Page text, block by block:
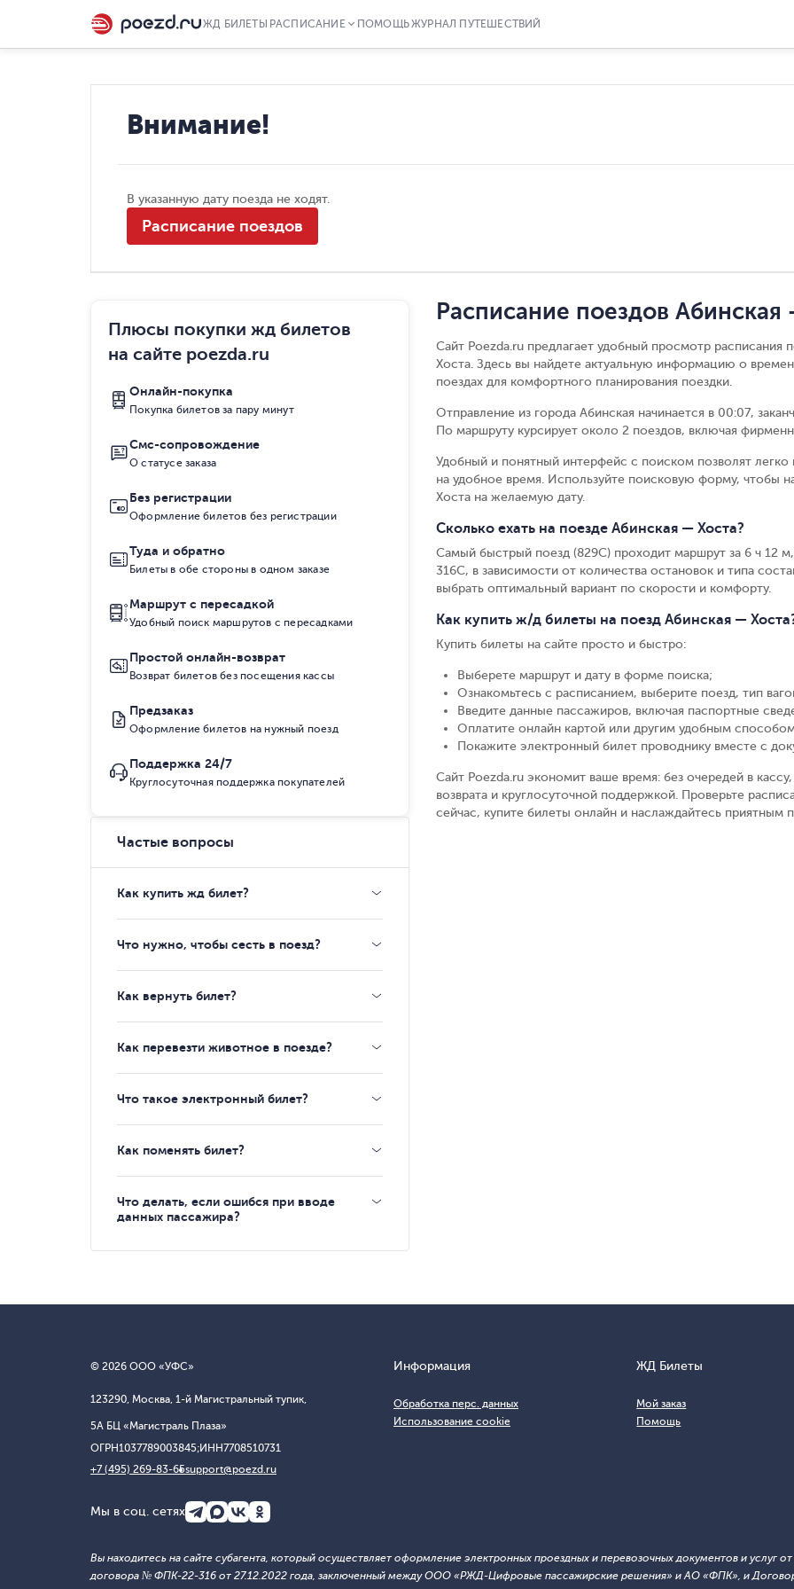
ЖД БИЛЕТЫ РАСПИСАНИЕ ПОМОЩЬЖУРНАЛ ПУТЕШЕСТВИЙ
Внимание!
В указанную дату поезда не ходят.
Расписание поездов
Расписание поездов Абинская
Сайт Poezda.ru предлагает удобный просмотр
Хоста. Здесь вы найдете актуальную информацию о
поездах для комфортного планирования поездки.
Отправление из города Абинская начинается в 00:07,
По маршруту курсирует около 2 поездов, включая
Удобный и понятный интерфейс с поиском позволят
на удобное время. Используйте поисковую форму, чтобы
Хоста на желаемую дату.
Сколько ехать на поезде Абинская — Хоста?
Самый быстрый поезд (829С) проходит маршрут за 6 ч 12
316С, в зависимости от количества остановок и типа
выбрать оптимальный вариант по скорости и комфорту.
Как купить ж/д билеты на поезд Абинская —
Купить билеты на сайте просто и быстро:
Выберете маршрут и дату в форме поиска;
Ознакомьтесь с расписанием, выберите поезд, тип
Введите данные пассажиров, включая паспортные
Оплатите онлайн картой или другим удобным
Покажите электронный билет проводнику вместе с
Сайт Poezda.ru экономит ваше время: без очередей в
возврата и круглосуточной поддержкой. Проверьте
сейчас, купите билеты онлайн и наслаждайтесь приятным
Плюсы покупки жд билетов
на сайте poezda.ru
Онлайн-покупка
Покупка билетов за пару минут
Смс-сопровождение
О статусе заказа
Без регистрации
Оформление билетов без регистрации
Туда и обратно
Билеты в обе стороны в одном заказе
Маршрут с пересадкой
Удобный поиск маршрутов с пересадками
Простой онлайн-возврат
Возврат билетов без посещения кассы
Предзаказ
Оформление билетов на нужный поезд
Поддержка 24/7
Круглосуточная поддержка покупателей
Частые вопросы
Как купить жд билет?
Что нужно, чтобы сесть в поезд?
Как вернуть билет?
Как перевезти животное в поезде?
Что такое электронный билет?
Как поменять билет?
Что делать, если ошибся при вводе
данных пассажира?
© 2026 ООО «УФС»
123290, Москва, 1-й Магистральный тупик,
5А БЦ «Магистраль Плаза»
ОГРН1037789003845;ИНН7708510731
+7 (495) 269-83-65support@poezd.ru
Информация
Обработка перс. данных
Использование cookie
ЖД Билеты
Мой заказ
Помощь
Мы в соц. сетях
Вы находитесь на сайте субагента, который осуществляет оформление электронных проездных и перевозочных документов и услуг
договора № ФПК-22-316 от 27.12.2022 года, заключенный между ООО «РЖД-Цифровые пассажирские решения» и АО «ФПК», и